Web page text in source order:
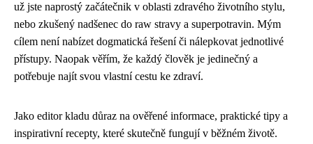
už jste naprostý začátečnik v oblasti zdravého životního stylu,
nebo zkušený nadšenec do raw stravy a superpotravin. Mým
cílem není nabízet dogmatická řešení či nálepkovat jednotlivé
přístupy. Naopak věřím, že každý člověk je jedinečný a
potřebuje najít svou vlastní cestu ke zdraví.
Jako editor kladu důraz na ověřené informace, praktické tipy a
inspirativní recepty, které skutečně fungují v běžném životě.